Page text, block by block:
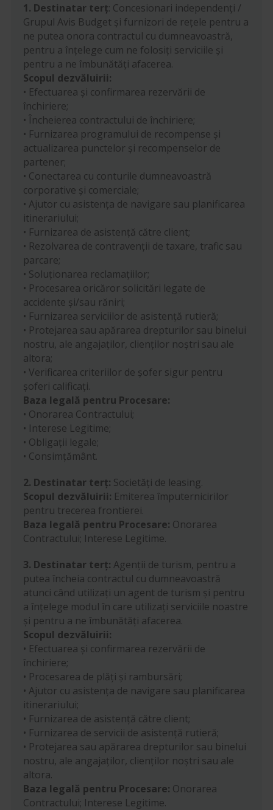
1. Destinatar terț: Concesionari independenți /
Grupul Avis Budget și furnizori de rețele pentru a
ne putea onora contractul cu dumneavoastră,
pentru a înțelege cum ne folosiți serviciile și
pentru a ne îmbunătăți afacerea.
Scopul dezvăluirii:
• Efectuarea și confirmarea rezervării de
închiriere;
• Încheierea contractului de închiriere;
• Furnizarea programului de recompense și
actualizarea punctelor și recompenselor de
partener;
• Conectarea cu conturile dumneavoastră
corporative și comerciale;
• Ajutor cu asistența de navigare sau planificarea
itinerariului;
• Furnizarea de asistență către client;
• Rezolvarea de contravenții de taxare, trafic sau
parcare;
• Soluționarea reclamațiilor;
• Procesarea oricăror solicitări legate de
accidente și/sau răniri;
• Furnizarea serviciilor de asistență rutieră;
• Protejarea sau apărarea drepturilor sau binelui
nostru, ale angajaților, clienților noștri sau ale
altora;
• Verificarea criteriilor de șofer sigur pentru
șoferi calificați.
Baza legală pentru Procesare:
• Onorarea Contractului;
• Interese Legitime;
• Obligații legale;
• Consimțământ.
2. Destinatar terț: Societăți de leasing.
Scopul dezvăluirii: Emiterea împuternicirilor
pentru trecerea frontierei.
Baza legală pentru Procesare: Onorarea
Contractului; Interese Legitime.
3. Destinatar terț: Agenții de turism, pentru a
putea încheia contractul cu dumneavoastră
atunci când utilizați un agent de turism și pentru
a înțelege modul în care utilizați serviciile noastre
și pentru a ne îmbunătăți afacerea.
Scopul dezvăluirii:
• Efectuarea și confirmarea rezervării de
închiriere;
• Procesarea de plăți și rambursări;
• Ajutor cu asistența de navigare sau planificarea
itinerariului;
• Furnizarea de asistență către client;
• Furnizarea de servicii de asistență rutieră;
• Protejarea sau apărarea drepturilor sau binelui
nostru, ale angajaților, clienților noștri sau ale
altora.
Baza legală pentru Procesare: Onorarea
Contractului; Interese Legitime.